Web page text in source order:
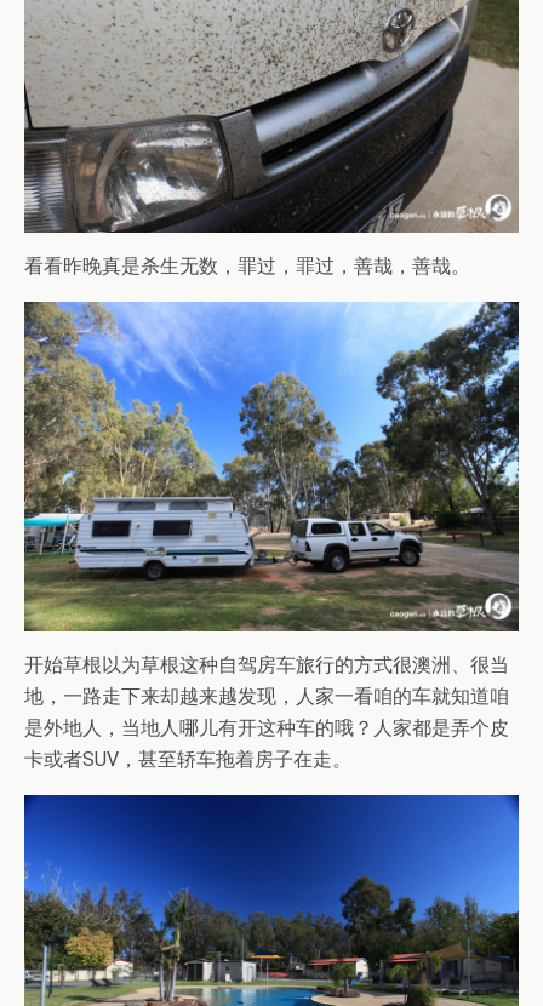
看看昨晚真是杀生无数，罪过，罪过，善哉，善哉。
开始草根以为草根这种自驾房车旅行的方式很澳洲、很当
地，一路走下来却越来越发现，人家一看咱的车就知道咱
是外地人，当地人哪儿有开这种车的哦？人家都是弄个皮
卡或者SUV，甚至轿车拖着房子在走。